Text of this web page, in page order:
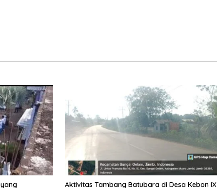
Aktivitas Tambang Batubara di Desa Kebon IX